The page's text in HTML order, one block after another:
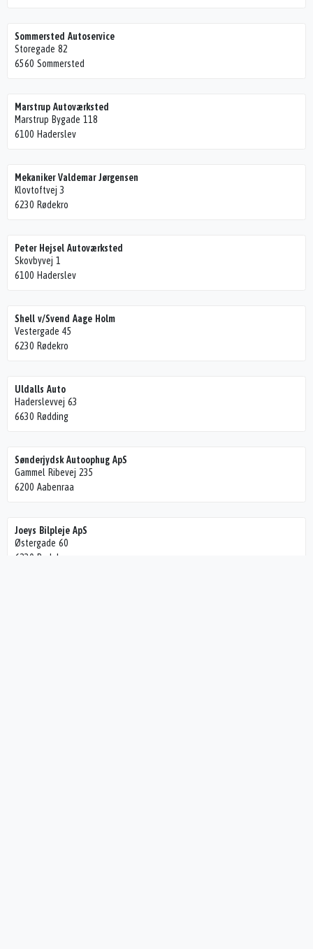
Sommersted Autoservice
Storegade 82
6560 Sommersted
Marstrup Autoværksted
Marstrup Bygade 118
6100 Haderslev
Mekaniker Valdemar Jørgensen
Klovtoftvej 3
6230 Rødekro
Peter Hejsel Autoværksted
Skovbyvej 1
6100 Haderslev
Shell v/Svend Aage Holm
Vestergade 45
6230 Rødekro
Uldalls Auto
Haderslevvej 63
6630 Rødding
Sønderjydsk Autoophug ApS
Gammel Ribevej 235
6200 Aabenraa
Joeys Bilpleje ApS
Østergade 60
6230 Rødekro